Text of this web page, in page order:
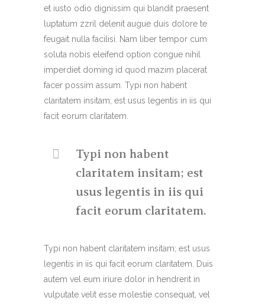
et iusto odio dignissim qui blandit praesent
luptatum zzril delenit augue duis dolore te
feugait nulla facilisi. Nam liber tempor cum
soluta nobis eleifend option congue nihil
imperdiet doming id quod mazim placerat
facer possim assum. Typi non habent
claritatem insitam; est usus legentis in iis qui
facit eorum claritatem.
Typi non habent
claritatem insitam; est
usus legentis in iis qui
facit eorum claritatem.
Typi non habent claritatem insitam; est usus
legentis in iis qui facit eorum claritatem. Duis
autem vel eum iriure dolor in hendrerit in
vulputate velit esse molestie consequat, vel